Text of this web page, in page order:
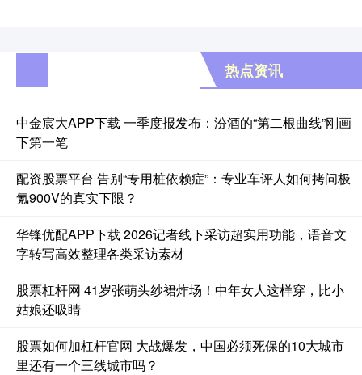
热点资讯
中金宸大APP下载 一季度报发布：汾酒的“第二根曲线”刚画
下第一笔
配资股票平台 告别“专用桩依赖症”：专业车评人如何拷问极
氪900V的真实下限？
华锋优配APP下载 2026记者线下采访超实用功能，语音文
字转写高效整理各类采访素材
股票杠杆网 41岁张萌头纱裙炸场！中年女人这样穿，比小
姑娘还吸睛
股票如何加杠杆官网 大战爆发，中国必须死保的10大城市
里还有一个三线城市吗？